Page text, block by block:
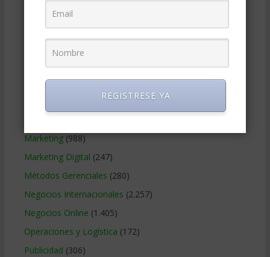
Contabilidad(466)
Educacion Gerencial(454)
Finanzas Corporativas
Gerencia social y ambiental(223)
Gobierno Corporativo(11)
Marketing(988)
Marketing Digital (247)
Métodos Gerenciales (280)
Negocios Internacionales (2.257)
Negocios Online (1.405)
Operaciones y Logística (172)
Publicidad (306)
REGISTRESE YA